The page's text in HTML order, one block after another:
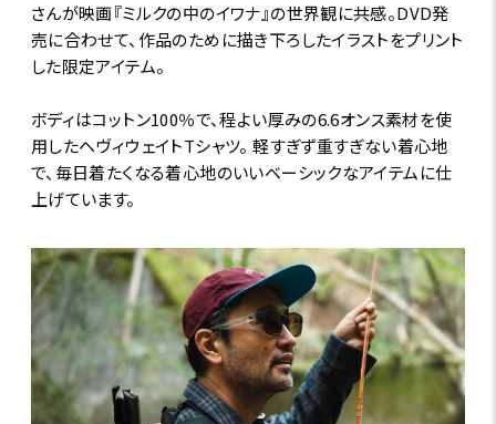
さんが映画『ミルクの中のイワナ』の世界観に共感。DVD発
売に合わせて、作品のために描き下ろしたイラストをプリント
した限定アイテム。
ボディはコットン100％で、程よい厚みの6.6オンス素材を使
用したヘヴィウェイトTシャツ。 軽すぎず重すぎない着心地
で、毎日着たくなる着心地のいいベーシックなアイテムに仕
上げています。